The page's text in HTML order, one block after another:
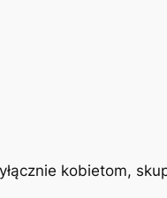
kobietom,